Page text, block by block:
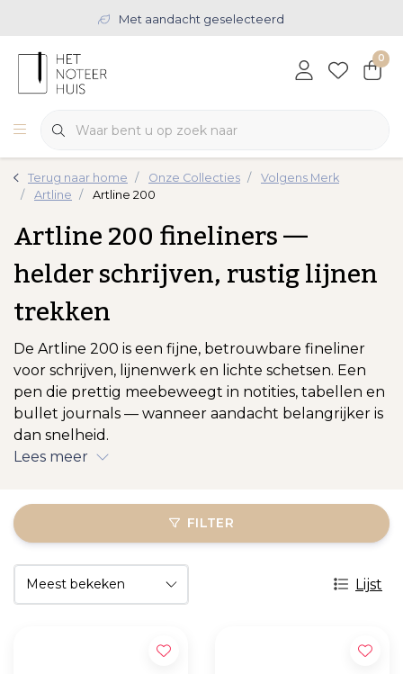
Met aandacht geselecteerd
0
Terug naar home Onze Collecties
Volgens Merk
Artline
Artline 200
Artline 200 fineliners —
helder schrijven, rustig lijnen
trekken
De Artline 200 is een fijne, betrouwbare fineliner
voor schrijven, lijnenwerk en lichte schetsen. Een
pen die prettig meebeweegt in notities, tabellen en
bullet journals — wanneer aandacht belangrijker is
dan snelheid.
Lees meer
FILTER
Lijst